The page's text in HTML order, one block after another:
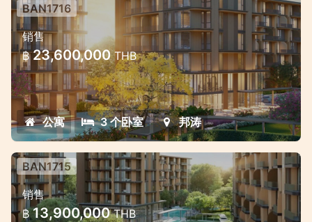
位于邦涛中心地带的豪华万豪风格公寓
项目
独家高品质公寓项目，付款方式灵活。
BAN1716
销售
฿ 23,600,000THB
公寓 3 个卧室 邦涛
位于邦涛中心地带的豪华万豪风格公寓
项目
BAN1715
销售
฿ 13,900,000THB